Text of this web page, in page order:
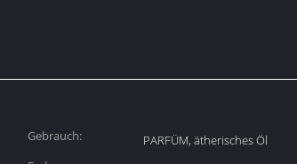
Gebrauch:
PARFÜM, ätherisches Öl